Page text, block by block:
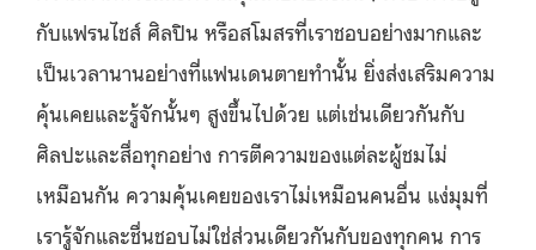
กับแฟรนไชส์ ศิลปิน หรือสโมสรที่เราชอบอย่างมากและ
เป็นเวลานานอย่างที่แฟนเดนตายทำนั้น ยิ่งส่งเสริมความ
คุ้นเคยและรู้จักนั้นๆ สูงขึ้นไปด้วย แต่เช่นเดียวกันกับ
ศิลปะและสื่อทุกอย่าง การตีความของแต่ละผู้ชมไม่
เหมือนกัน ความคุ้นเคยของเราไม่เหมือนคนอื่น แง่มุมที่
เรารู้จักและชื่นชอบไม่ใช่ส่วนเดียวกันกับของทุกคน การ